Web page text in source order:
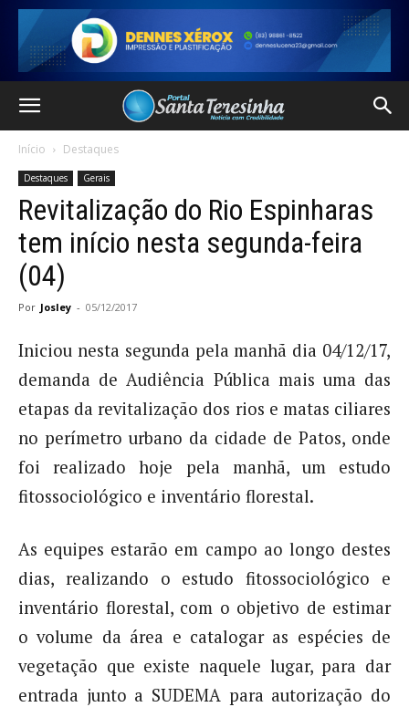
Início Destaques
Destaques Gerais
Revitalização do Rio Espinharas
tem início nesta segunda-feira
(04)
Por Josley - 05/12/2017
Iniciou nesta segunda pela manhã dia 04/12/17,
demanda de Audiência Pública mais uma das
etapas da revitalização dos rios e matas ciliares
no perímetro urbano da cidade de Patos, onde
foi realizado hoje pela manhã, um estudo
fitossociológico e inventário florestal.
As equipes estarão em campo ao longo destes
dias, realizando o estudo fitossociológico e
inventário florestal, com o objetivo de estimar
o volume da área e catalogar as espécies de
vegetação que existe naquele lugar, para dar
entrada junto a SUDEMA para autorização do